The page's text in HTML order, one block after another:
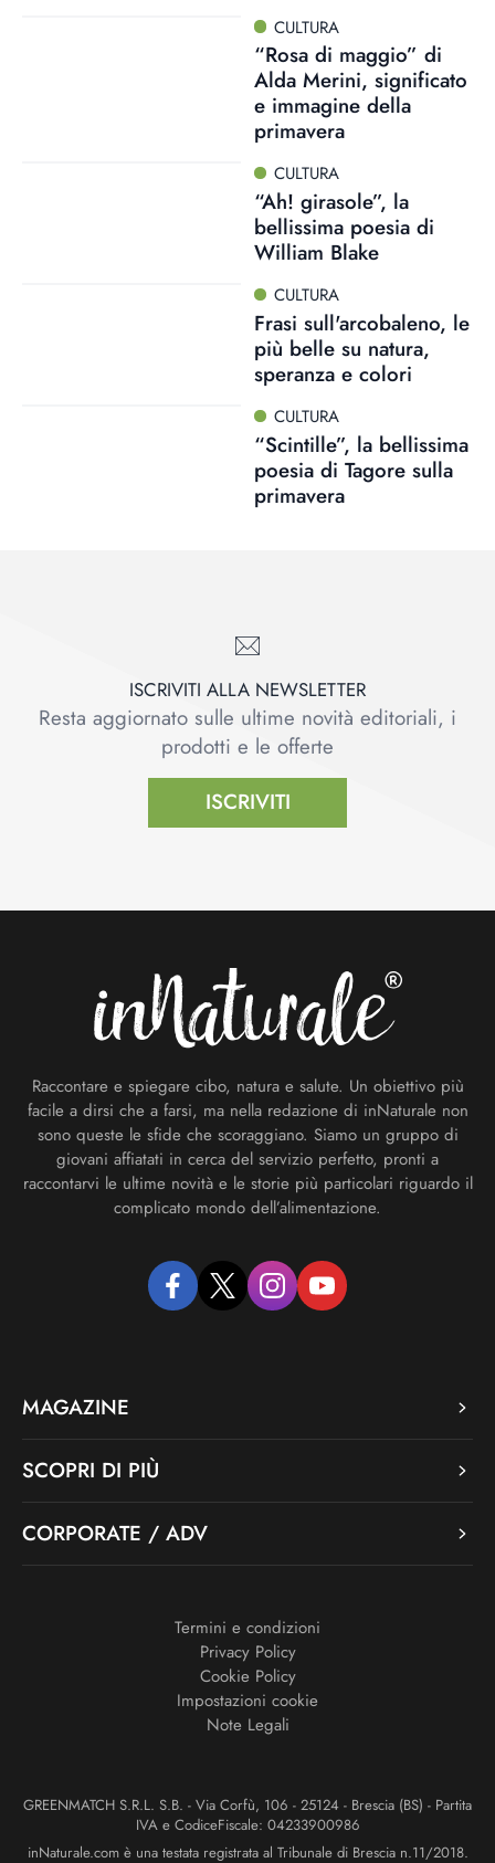
CULTURA
“Rosa di maggio” di
Alda Merini, significato
e immagine della
primavera
CULTURA
“Ah! girasole”, la
bellissima poesia di
William Blake
CULTURA
Frasi sull'arcobaleno, le
più belle su natura,
speranza e colori
CULTURA
“Scintille”, la bellissima
poesia di Tagore sulla
primavera
ISCRIVITI ALLA NEWSLETTER
Resta aggiornato sulle ultime novità editoriali, i
prodotti e le offerte
ISCRIVITI
Raccontare e spiegare cibo, natura e salute. Un obiettivo più
facile a dirsi che a farsi, ma nella redazione di inNaturale non
sono queste le sfide che scoraggiano. Siamo un gruppo di
giovani affiatati in cerca del servizio perfetto, pronti a
raccontarvi le ultime novità e le storie più particolari riguardo il
complicato mondo dell’alimentazione.
facebooktwitter instagramyoutube
MAGAZINE
SCOPRI DI PIÙ
CORPORATE / ADV
Termini e condizioni
Privacy Policy
Cookie Policy
Impostazioni cookie
Note Legali
GREENMATCH S.R.L. S.B. - Via Corfù, 106 - 25124 - Brescia (BS) - Partita
IVA e CodiceFiscale: 04233900986
inNaturale.com è una testata registrata al Tribunale di Brescia n.11/2018.